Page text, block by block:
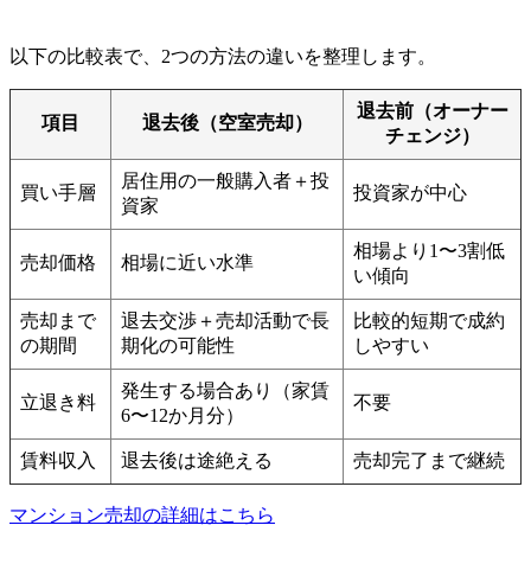
以下の比較表で、2つの方法の違いを整理します。
項目 退去後（空室売却）
退去前（オーナー
チェンジ）
買い手層
居住用の一般購入者＋投
資家
投資家が中心
売却価格 相場に近い水準
相場より1〜3割低
い傾向
売却まで
の期間
退去交渉＋売却活動で長
期化の可能性
比較的短期で成約
しやすい
立退き料
発生する場合あり（家賃
6〜12か月分）
不要
賃料収入 退去後は途絶える 売却完了まで継続
マンション売却の詳細はこちら